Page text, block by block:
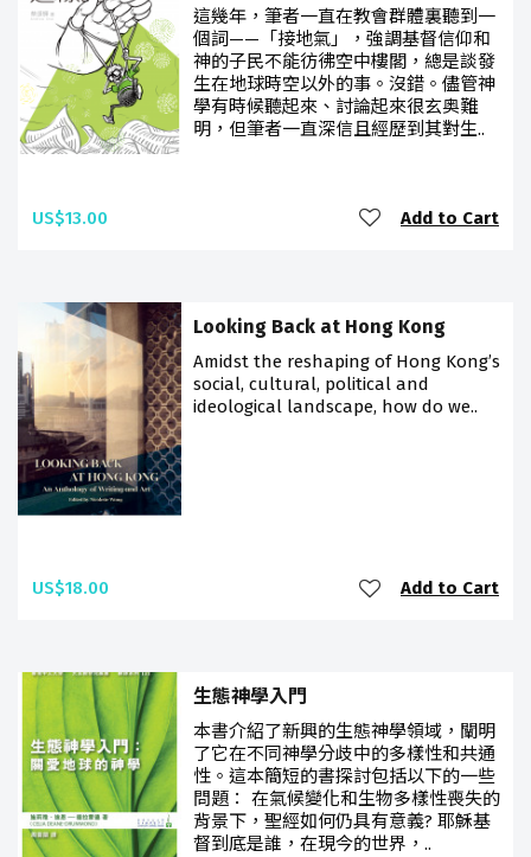
這幾年，筆者一直在教會群體裏聽到一
個詞——「接地氣」，強調基督信仰和
神的子民不能彷彿空中樓閣，總是談發
生在地球時空以外的事。沒錯。儘管神
學有時候聽起來、討論起來很玄奥難
明，但筆者一直深信且經歷到其對生..
US$13.00 Add to Cart
Looking Back at Hong Kong
Amidst the reshaping of Hong Kong’s
social, cultural, political and
ideological landscape, how do we..
US$18.00 Add to Cart
生態神學入門
本書介紹了新興的生態神學領域，闡明
了它在不同神學分歧中的多樣性和共通
性。這本簡短的書探討包括以下的一些
問題： 在氣候變化和生物多樣性喪失的
背景下，聖經如何仍具有意義? 耶穌基
督到底是誰，在現今的世界，..